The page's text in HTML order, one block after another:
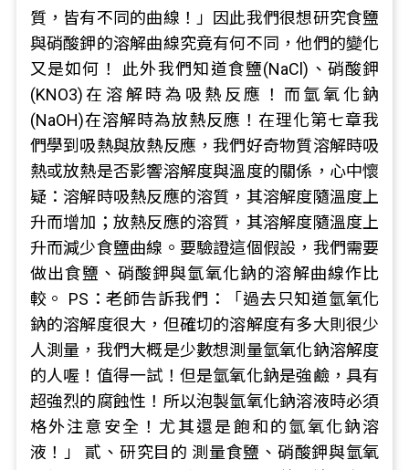
質，皆有不同的曲線！」因此我們很想研究食鹽
與硝酸鉀的溶解曲線究竟有何不同，他們的變化
又是如何！ 此外我們知道食鹽(NaCl)、硝酸鉀
(KNO3)在溶解時為吸熱反應！而氫氧化鈉
(NaOH)在溶解時為放熱反應！在理化第七章我
們學到吸熱與放熱反應，我們好奇物質溶解時吸
熱或放熱是否影響溶解度與溫度的關係，心中懷
疑：溶解時吸熱反應的溶質，其溶解度隨溫度上
升而增加；放熱反應的溶質，其溶解度隨溫度上
升而減少食鹽曲線。要驗證這個假設，我們需要
做出食鹽、硝酸鉀與氫氧化鈉的溶解曲線作比
較。 PS：老師告訴我們：「過去只知道氫氧化
鈉的溶解度很大，但確切的溶解度有多大則很少
人測量，我們大概是少數想測量氫氧化鈉溶解度
的人喔！值得一試！但是氫氧化鈉是強鹼，具有
超強烈的腐蝕性！所以泡製氫氧化鈉溶液時必須
格外注意安全！尤其還是飽和的氫氧化鈉溶
液！」 貳、研究目的 測量食鹽、硝酸鉀與氫氧